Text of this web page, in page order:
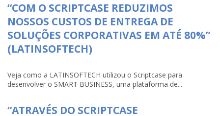
“COM O SCRIPTCASE REDUZIMOS
NOSSOS CUSTOS DE ENTREGA DE
SOLUÇÕES CORPORATIVAS EM ATÉ 80%”
(LATINSOFTECH)
Veja como a LATINSOFTECH utilizou o Scriptcase para
desenvolver o SMART BUSINESS, uma plataforma de...
“ATRAVÉS DO SCRIPTCASE